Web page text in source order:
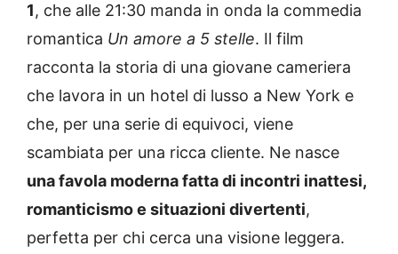
1, che alle 21:30 manda in onda la commedia
romantica Un amore a 5 stelle. Il film
racconta la storia di una giovane cameriera
che lavora in un hotel di lusso a New York e
che, per una serie di equivoci, viene
scambiata per una ricca cliente. Ne nasce
una favola moderna fatta di incontri inattesi,
romanticismo e situazioni divertenti,
perfetta per chi cerca una visione leggera.